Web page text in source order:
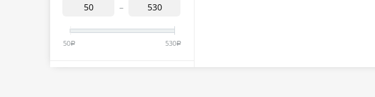
–
50 Р 530 Р